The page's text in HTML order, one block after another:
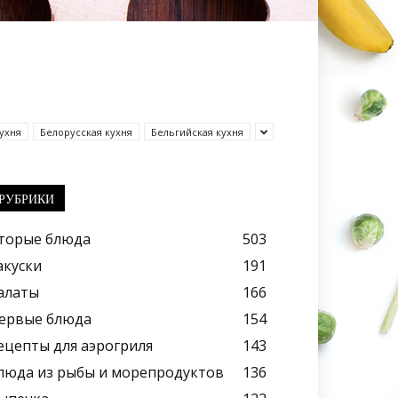
Белорусская кухня Бельгийская кухня
блюда
503
191
166
блюда
154
для аэрогриля
143
из рыбы и морепродуктов
136